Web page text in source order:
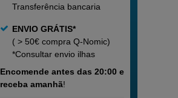
Transferência bancaria
ENVIO GRÁTIS*
( > 50€ compra Q-Nomic)
*Consultarenvio ilhas
Encomende antes das 20:00 e
receba amanhã!